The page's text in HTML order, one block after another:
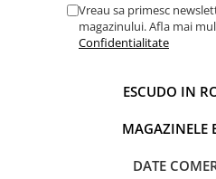
Vreau sa primesc
magazinului. Afla mai
Confidentialitate
ESCUDO IN
MAGAZINELE
DATE